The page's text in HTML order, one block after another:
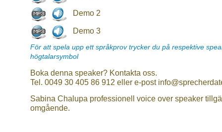
Demo 2
Demo 3
För att spela upp ett språkprov trycker du på respektive
högtalarsymbol
Boka denna speaker? Kontakta oss.
Tel. 0049 30 405 86 912 eller e-post
Sabina Chalupa professionell voice over speaker
omgående.